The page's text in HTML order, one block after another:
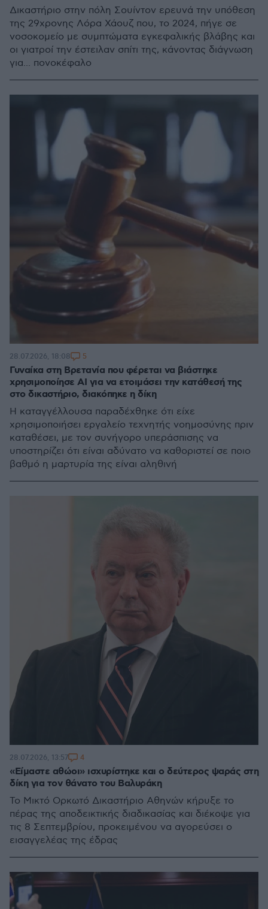
Δικαστήριο στην πόλη Σουίντον ερευνά την υπόθεση
της 29χρονης Λόρα Χάουζ που, το 2024, πήγε σε
νοσοκομείο με συμπτώματα εγκεφαλικής βλάβης και
οι γιατροί την έστειλαν σπίτι της, κάνοντας διάγνωση
για... πονοκέφαλο
Γυναίκα στη Βρετανία που φέρεται να βιάστηκε
χρησιμοποίησε ΑΙ για να ετοιμάσει την κατάθεσή της
στο δικαστήριο, διακόπηκε η δίκη
Η καταγγέλλουσα παραδέχθηκε ότι είχε
χρησιμοποιήσει εργαλείο τεχνητής νοημοσύνης πριν
καταθέσει, με τον συνήγορο υπεράσπισης να
υποστηρίζει ότι είναι αδύνατο να καθοριστεί σε ποιο
βαθμό η μαρτυρία της είναι αληθινή
28.07.2026, 18:08 5
«Είμαστε αθώοι» ισχυρίστηκε και ο δεύτερος ψαράς στη
δίκη για τον θάνατο του Βαλυράκη
Το Μικτό Ορκωτό Δικαστήριο Αθηνών κήρυξε το
πέρας της αποδεικτικής διαδικασίας και διέκοψε για
τις 8 Σεπτεμβρίου, προκειμένου να αγορεύσει ο
εισαγγελέας της έδρας
28.07.2026, 13:57 4